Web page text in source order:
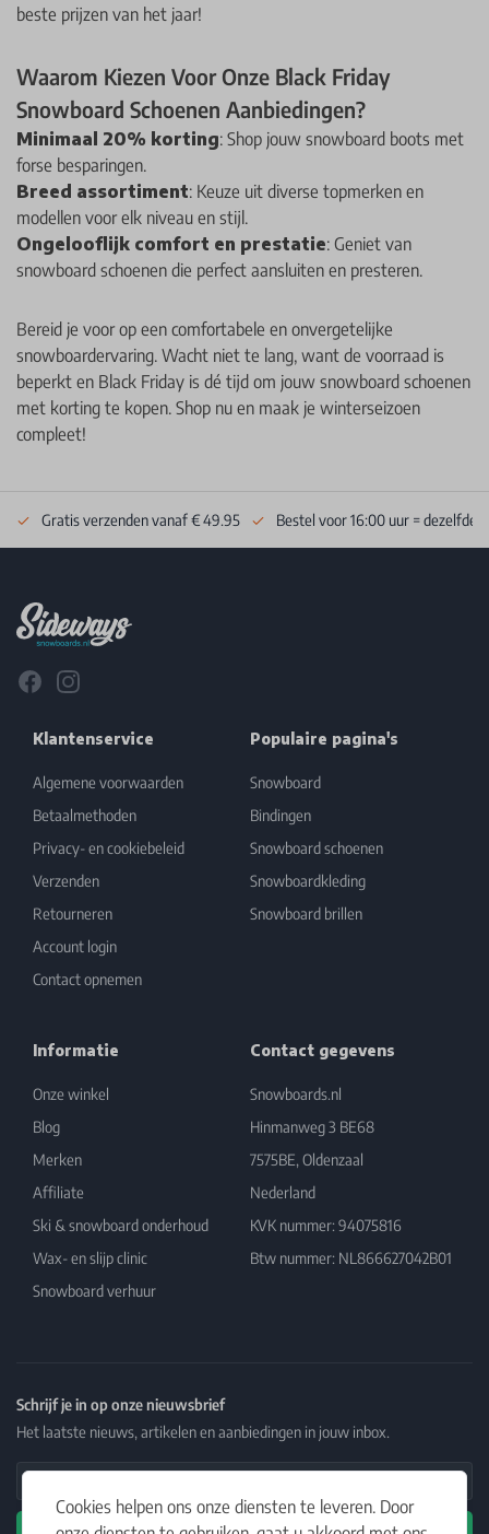
beste prijzen van het jaar!
Waarom Kiezen Voor Onze Black Friday
Snowboard Schoenen Aanbiedingen?
Minimaal 20% korting: Shop jouw snowboard boots met
forse besparingen.
Breed assortiment: Keuze uit diverse topmerken en
modellen voor elk niveau en stijl.
Ongelooflijk comfort en prestatie: Geniet van
snowboard schoenen die perfect aansluiten en presteren.
Bereid je voor op een comfortabele en onvergetelijke
snowboardervaring. Wacht niet te lang, want de voorraad is
beperkt en Black Friday is dé tijd om jouw snowboard schoenen
met korting te kopen. Shop nu en maak je winterseizoen
compleet!
Cookies helpen ons onze diensten te leveren. Door
Gratis verzenden vanaf € 49.95 Bestel voor 16:00 uur = dezelfde
FacebookInstagram
Klantenservice
Algemene voorwaarden
Betaalmethoden
Privacy- en cookiebeleid
Verzenden
Retourneren
Account login
Contact opnemen
Populaire pagina's
Snowboard
Bindingen
Snowboard schoenen
Snowboardkleding
Snowboard brillen
Informatie
Onze winkel
Blog
Merken
Affiliate
Ski & snowboard onderhoud
Wax- en slijp clinic
Snowboard verhuur
Contact gegevens
Snowboards.nl
Hinmanweg 3 BE68
7575BE, Oldenzaal
Nederland
KVK nummer: 94075816
Btw nummer: NL866627042B01
Schrijf je in op onze nieuwsbrief
Het laatste nieuws, artikelen en aanbiedingen in jouw inbox.
Email Address